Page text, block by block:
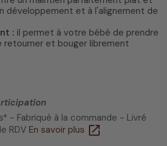
développement et à l'alignement de
: il permet à votre bébé de prendre
retourner et bouger librement
- Fabriqué à la commande - Livré
RDV En savoir plus open_in_new